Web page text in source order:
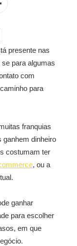
presente nas
para algumas
com
para
franquias
ganhem dinheiro
costumam ter
, ou a
ganhar
para escolher
em que